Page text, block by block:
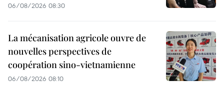
06/08/2026 08:30
La mécanisation agricole ouvre de
nouvelles perspectives de
coopération sino-vietnamienne
06/08/2026 08:10